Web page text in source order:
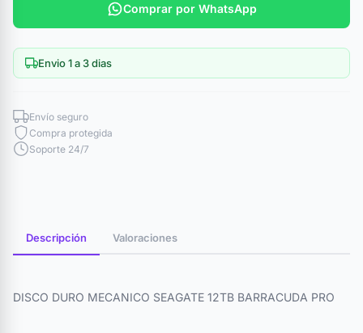
Comprar por WhatsApp
Envio 1 a 3 dias
Envío seguro
Compra protegida
Soporte 24/7
Descripción Valoraciones
DISCO DURO MECANICO SEAGATE 12TB BARRACUDA PRO